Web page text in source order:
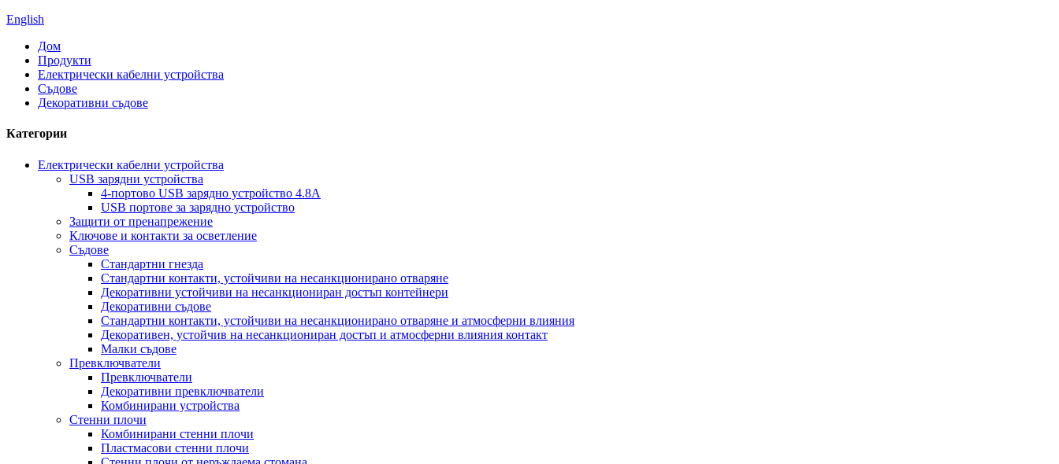
English
Дом
Продукти
Електрически кабелни устройства
Съдове
Декоративни съдове
Категории
Електрически кабелни устройства
USB зарядни устройства
4-портово USB зарядно устройство 4.8A
USB портове за зарядно устройство
Защити от пренапрежение
Ключове и контакти за осветление
Съдове
Стандартни гнезда
Стандартни контакти, устойчиви на несанкционирано отваряне
Декоративни устойчиви на несанкциониран достъп контейнери
Декоративни съдове
Стандартни контакти, устойчиви на несанкционирано отваряне и атмосферни влияния
Декоративен, устойчив на несанкциониран достъп и атмосферни влияния контакт
Малки съдове
Превключватели
Превключватели
Декоративни превключватели
Комбинирани устройства
Стенни плочи
Комбинирани стенни плочи
Пластмасови стенни плочи